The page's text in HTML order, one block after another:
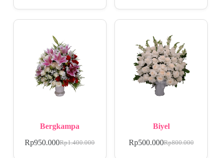
Bergkampa
Rp1.400.000
Rp950.000
Biyel
Rp800.000
Rp500.000